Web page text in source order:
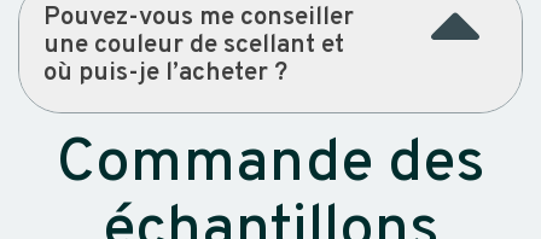
Pouvez-vous me conseiller
une couleur de scellant et
où puis-je l’acheter ?
Commande des